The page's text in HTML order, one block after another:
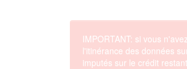
IMPORTANT: si vous
l'itinérance des données
imputés sur le crédit